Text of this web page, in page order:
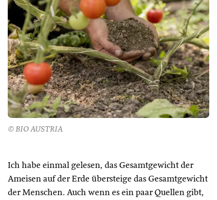
© BIO AUSTRIA
Ich habe einmal gelesen, das Gesamtgewicht der
Ameisen auf der Erde übersteige das Gesamtgewicht
der Menschen. Auch wenn es ein paar Quellen gibt,